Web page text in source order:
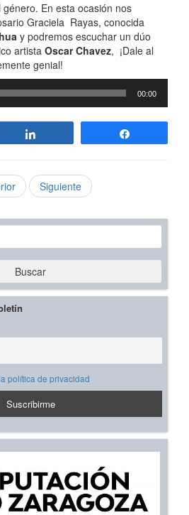
En esta ocasión nos
Graciela Rayas, conocida
y podremos escuchar un dúo
artista Oscar Chavez, ¡Dale al
genial!
00:00
Siguiente
Buscar
política de privacidad